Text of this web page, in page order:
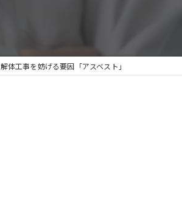
解体工事を妨げる要因「アスベスト」